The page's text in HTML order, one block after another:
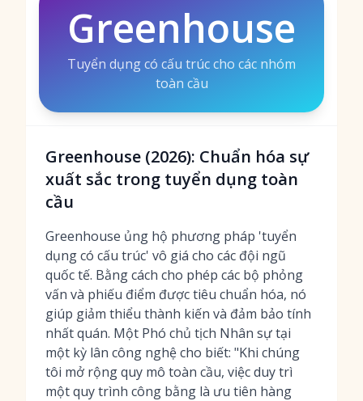
Greenhouse
Tuyển dụng có cấu trúc cho các nhóm
toàn cầu
Greenhouse (2026): Chuẩn hóa sự
xuất sắc trong tuyển dụng toàn
cầu
Greenhouse ủng hộ phương pháp 'tuyển
dụng có cấu trúc' vô giá cho các đội ngũ
quốc tế. Bằng cách cho phép các bộ phỏng
vấn và phiếu điểm được tiêu chuẩn hóa, nó
giúp giảm thiểu thành kiến và đảm bảo tính
nhất quán. Một Phó chủ tịch Nhân sự tại
một kỳ lân công nghệ cho biết: "Khi chúng
tôi mở rộng quy mô toàn cầu, việc duy trì
một quy trình công bằng là ưu tiên hàng